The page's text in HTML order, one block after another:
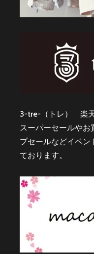
3-tre-（トレ） 楽
スーパーセールやお
プセールなどイベン
ております。